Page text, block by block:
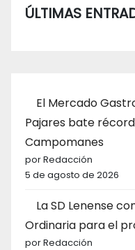
ÚLTIMAS
El Mercado
Pajares bate
Campomanes
por Redacción
5 de agosto de 2026
La SD Lenense
Ordinaria para el
por Redacción